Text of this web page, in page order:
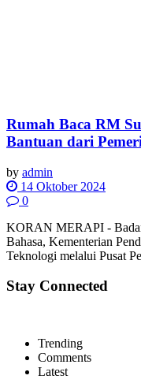
Rumah Baca RM
Bantuan dari
by admin
14 Oktober 2024
0
KORAN MERAPI -
Bahasa, Kementerian
Teknologi melalui Pusat
Stay Connected
Trending
Comments
Latest